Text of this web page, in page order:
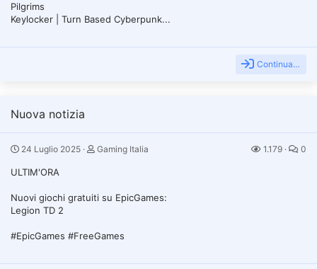
Pilgrims
Keylocker | Turn Based Cyberpunk...
Continua…
Nuova notizia
24 Luglio 2025 Gaming Italia 1.179 0
ULTIM'ORA
Nuovi giochi gratuiti su EpicGames:
Legion TD 2
#EpicGames #FreeGames